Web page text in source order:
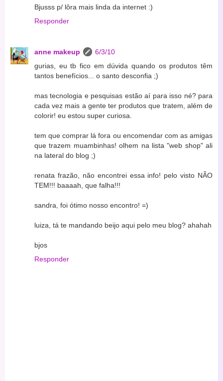
Bjusss p/ lôra mais linda da internet :)
Responder
anne makeup
6/3/10
gurias, eu tb fico em dúvida quando os produtos têm
tantos benefícios... o santo desconfia ;)
mas tecnologia e pesquisas estão aí para isso né? para
cada vez mais a gente ter produtos que tratem, além de
colorir! eu estou super curiosa.
tem que comprar lá fora ou encomendar com as amigas
que trazem muambinhas! olhem na lista "web shop" ali
na lateral do blog ;)
renata frazão, não encontrei essa info! pelo visto NÃO
TEM!!! baaaah, que falha!!!
sandra, foi ótimo nosso encontro! =)
luiza, tá te mandando beijo aqui pelo meu blog? ahahah
bjos
Responder